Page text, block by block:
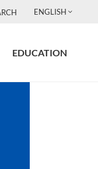
ENGLISH
EDUCATION